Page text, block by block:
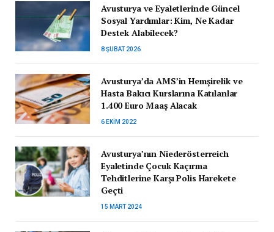
Avusturya ve Eyaletlerinde Güncel
Sosyal Yardımlar: Kim, Ne Kadar
Destek Alabilecek?
8 ŞUBAT 2026
Avusturya’da AMS’in Hemşirelik ve
Hasta Bakıcı Kurslarına Katılanlar
1.400 Euro Maaş Alacak
6 EKIM 2022
Avusturya’nın Niederösterreich
Eyaletinde Çocuk Kaçırma
Tehditlerine Karşı Polis Harekete
Geçti
15 MART 2024